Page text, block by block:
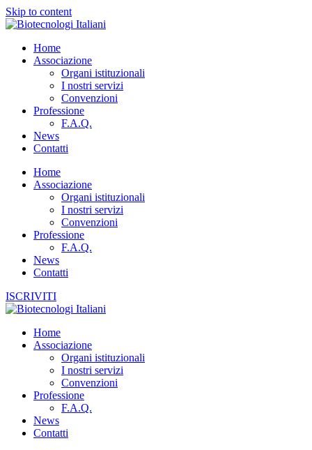
Skip to content
Home
Associazione
Organi istituzionali
I nostri servizi
Convenzioni
Professione
F.A.Q.
News
Contatti
Home
Associazione
Organi istituzionali
I nostri servizi
Convenzioni
Professione
F.A.Q.
News
Contatti
ISCRIVITI
Home
Associazione
Organi istituzionali
I nostri servizi
Convenzioni
Professione
F.A.Q.
News
Contatti